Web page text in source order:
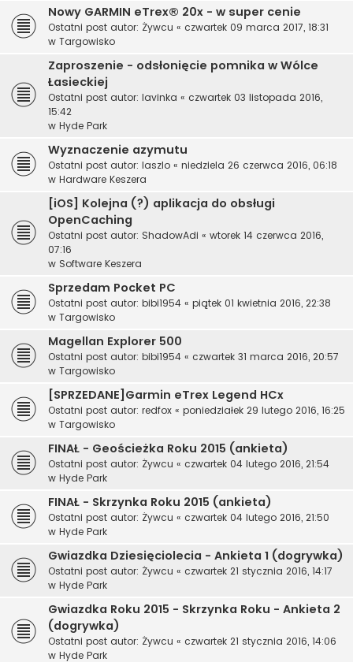
Nowy GARMIN eTrex® 20x - w super cenie
Ostatni post autor: Żywcu « czwartek 09 marca 2017, 18:31
w Targowisko
Zaproszenie - odsłonięcie pomnika w Wólce
Łasieckiej
Ostatni post autor: lavinka « czwartek 03 listopada 2016,
15:42
w Hyde Park
Wyznaczenie azymutu
Ostatni post autor: laszlo « niedziela 26 czerwca 2016, 06:18
w Hardware Keszera
[iOS] Kolejna (?) aplikacja do obsługi
OpenCaching
Ostatni post autor: ShadowAdi « wtorek 14 czerwca 2016,
07:16
w Software Keszera
Sprzedam Pocket PC
Ostatni post autor: bibi1954 « piątek 01 kwietnia 2016, 22:38
w Targowisko
Magellan Explorer 500
Ostatni post autor: bibi1954 « czwartek 31 marca 2016, 20:57
w Targowisko
[SPRZEDANE]Garmin eTrex Legend HCx
Ostatni post autor: redfox « poniedziałek 29 lutego 2016, 16:25
w Targowisko
FINAŁ - Geościeżka Roku 2015 (ankieta)
Ostatni post autor: Żywcu « czwartek 04 lutego 2016, 21:54
w Hyde Park
FINAŁ - Skrzynka Roku 2015 (ankieta)
Ostatni post autor: Żywcu « czwartek 04 lutego 2016, 21:50
w Hyde Park
Gwiazdka Dziesięciolecia - Ankieta 1 (dogrywka)
Ostatni post autor: Żywcu « czwartek 21 stycznia 2016, 14:17
w Hyde Park
Gwiazdka Roku 2015 - Skrzynka Roku - Ankieta 2
(dogrywka)
Ostatni post autor: Żywcu « czwartek 21 stycznia 2016, 14:06
w Hyde Park